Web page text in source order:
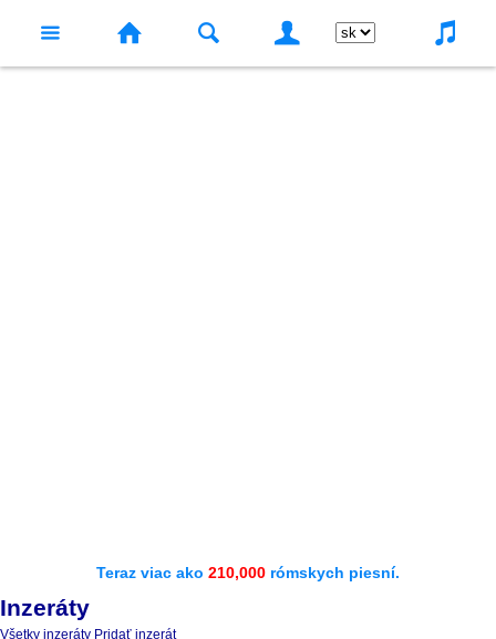
Teraz viac ako 210,000 rómskych piesní.
Inzeráty
Všetky inzeráty Pridať inzerát